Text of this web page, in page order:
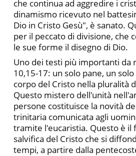
che continua ad aggredire i
dinamismo ricevuto nel
Dio in Cristo Gesù", è sanato.
per il peccato di divisione, che
le sue forme il disegno di Dio.
Uno dei testi più importanti da
10,15-17: un solo pane, un
corpo del Cristo nella pluralità
Questo mistero dell'unità
persone costituisce la novità
trinitaria comunicata agli
tramite l'eucaristia. Questo è il
salvifica del Cristo che si
tempi, a partire dalla